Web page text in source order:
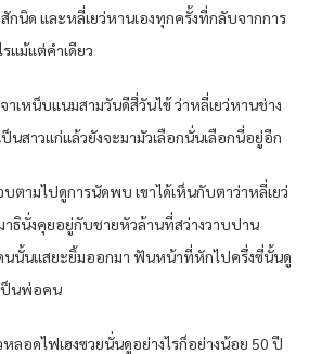
สักนิด และหลี่เยว่หานเองทุกครั้งที่กลับจากการ
แม้แต่คำเดียว
เหน็บแนมสามวันดีสี่วันไข้ ว่าหลี่เยว่หานช่าง
ป็นสาวแก่แล้วยังจะมามัวเลือกนั่นเลือกนี่อยู่อีก
ตามไปดูการนัดพบ เขาได้เห็นกับตาว่าหลี่เยว่
ธินั่งคุยอยู่กับชายหัวล้านที่สว่างวาบปาน
นั้นแสยะยิ้มออกมา ฟันหน้าที่หักไปครึ่งซี่นั้นดู
เป็นพ่อคน
ลอดไฟเฮงซวยนั่นดูอย่างไรก็อย่างน้อย 50 ปี